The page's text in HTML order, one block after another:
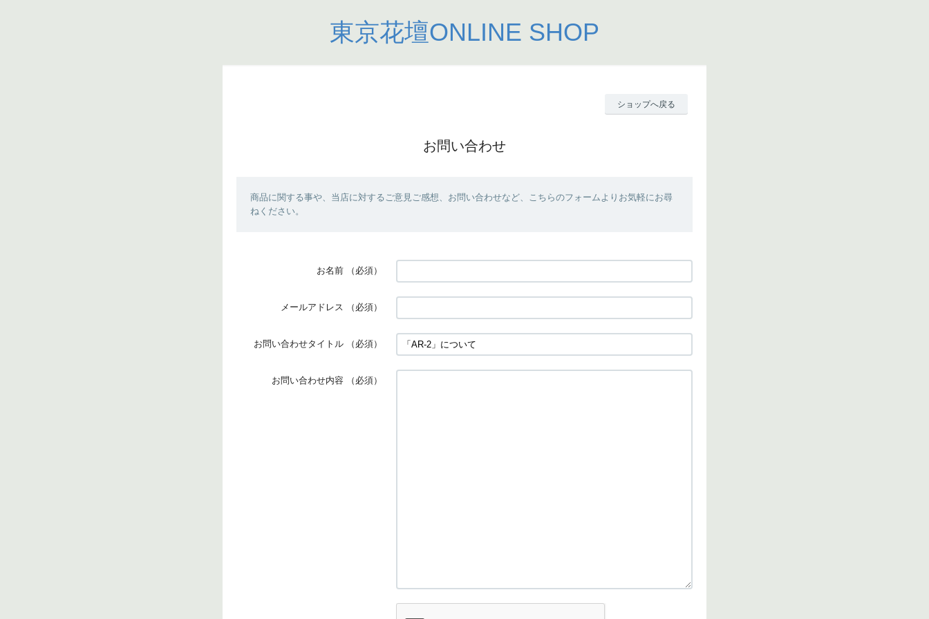
東京花壇ONLINE SHOP
ショップへ戻る
お問い合わせ
商品に関する事や、当店に対するご意見ご感想、お問い合わせなど、こちらのフォームよりお気軽にお尋
ねください。
お名前 （必須）
メールアドレス （必須）
お問い合わせタイトル （必須）
お問い合わせ内容 （必須）